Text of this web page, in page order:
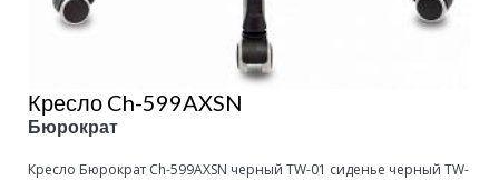
Кресло Ch-599AXSN
Бюрократ
Кресло Бюрократ Ch-599AXSN черный TW-01 сиденье черный TW-